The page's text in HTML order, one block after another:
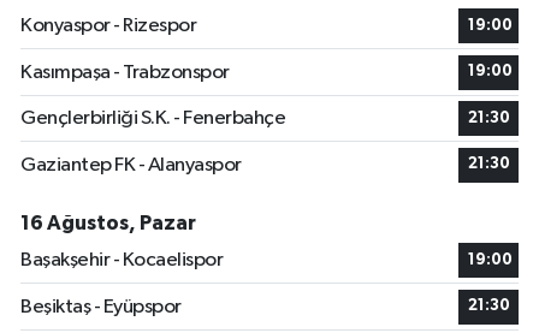
Konyaspor - Rizespor
19:00
Kasımpaşa - Trabzonspor 19:00
Gençlerbirliği S.K. - Fenerbahçe 21:30
Gaziantep FK - Alanyaspor 21:30
16 Ağustos, Pazar
Başakşehir - Kocaelispor
19:00
Beşiktaş - Eyüpspor 21:30